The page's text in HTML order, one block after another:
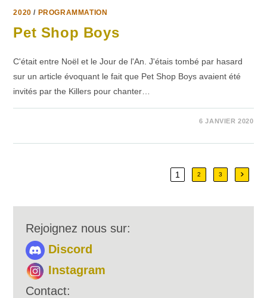
2020 / PROGRAMMATION
Pet Shop Boys
C'était entre Noël et le Jour de l'An. J'étais tombé par hasard
sur un article évoquant le fait que Pet Shop Boys avaient été
invités par the Killers pour chanter…
6 JANVIER 2020
1 2 3 Aller à
Rejoignez nous sur:
Discord
Instagram
Contact: